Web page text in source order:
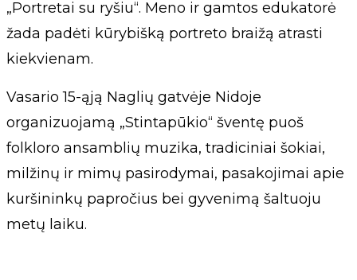
„Portretai su ryšiu“. Meno ir gamtos edukatorė
žada padėti kūrybišką portreto braižą atrasti
kiekvienam.
Vasario 15-ąją Naglių gatvėje Nidoje
organizuojamą „Stintapūkio“ šventę puoš
folkloro ansamblių muzika, tradiciniai šokiai,
milžinų ir mimų pasirodymai, pasakojimai apie
kuršininkų papročius bei gyvenimą šaltuoju
metų laiku.